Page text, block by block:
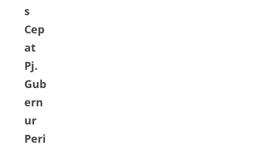
s
Cep
at
Pj.
Gub
ern
ur
Peri